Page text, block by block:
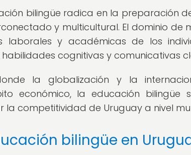
bilingüe radica en la preparación
y multicultural. El dominio de
laborales y académicas de los
cognitivas y comunicativas
la globalización y la
económico, la educación bilingüe
competitividad de Uruguay a nivel
bilingüe en